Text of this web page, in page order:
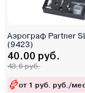
Аэрограф Partner
(9423)
40.00 руб.
43.6 руб.
от 1 руб. руб./